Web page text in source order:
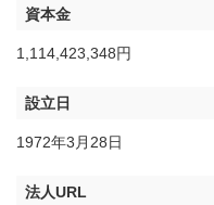
資本金
1,114,423,348円
設立日
1972年3月28日
法人URL